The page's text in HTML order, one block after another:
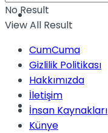
Türkiye
Müzik
No Result
View All Result
No Result
View All Result
CumCuma
Gizlilik Politikası
Hakkımızda
İletişim
İnsan Kaynakları
Künye